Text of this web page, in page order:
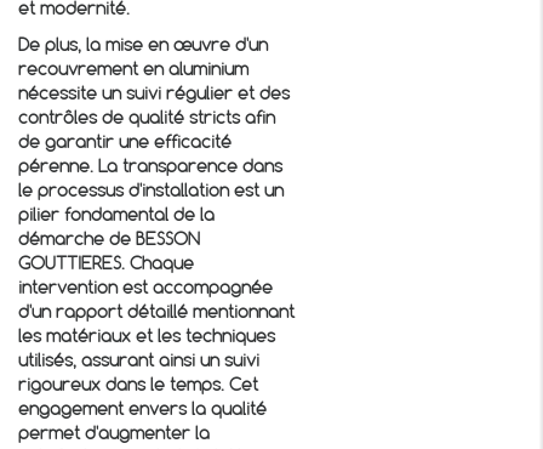
et modernité.
De plus, la mise en œuvre d'un
recouvrement en aluminium
nécessite un suivi régulier et des
contrôles de qualité stricts afin
de garantir une efficacité
pérenne. La transparence dans
le processus d'installation est un
pilier fondamental de la
démarche de BESSON
GOUTTIERES. Chaque
intervention est accompagnée
d'un rapport détaillé mentionnant
les matériaux et les techniques
utilisés, assurant ainsi un suivi
rigoureux dans le temps. Cet
engagement envers la qualité
permet d'augmenter la